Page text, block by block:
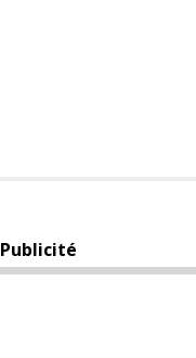
Publicité